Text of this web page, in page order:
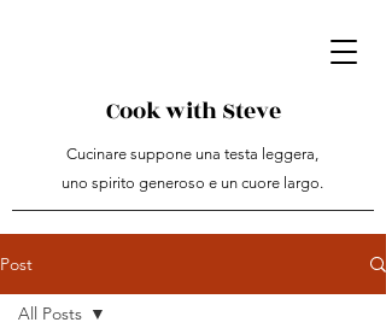
Cucinare suppone una testa leggera,
uno spirito generoso e un cuore largo.
Cook with Steve
Post
All Posts